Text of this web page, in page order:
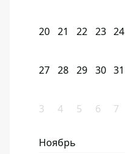
20 21 22 23 24
27 28 29 30 31
3 4 5 6 7
Ноябрь